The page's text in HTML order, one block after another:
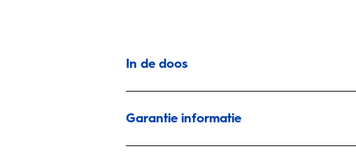
In de doos
Garantie informatie